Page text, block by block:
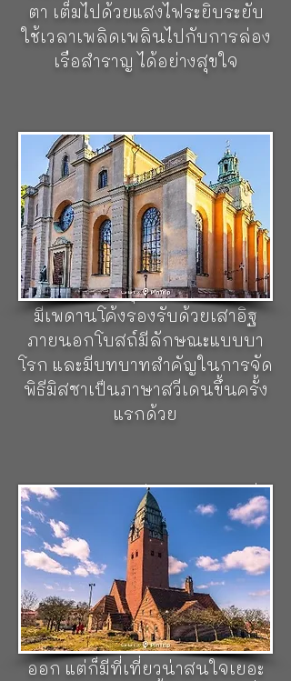
ตา เต็มไปด้วยแสงไฟระยิบระยับ
ใช้เวลาเพลิดเพลินไปกับการล่อง
เรือสำราญ ได้อย่างสุขใจ
วิหารสตอกโฮล์ม (Storkyrkan)
โบสถ์ที่เก่าแก่ที่สุดในสตอกโฮล์ม
ตั้งอยู่ใจกลางกรุงสตอกโฮล์ม
สร้างขึ้นเพื่ออุทิศให้นักบุญนิโคลั
สในปี 1306 ถึงเวลาจะผ่านไป
นาน แต่ก็ยังมีเอกลักษณ์ที่ยังคง
รักษาไว้ตั้งแต่ยุคกลางตอนปลาย
มีเพดานโค้งรองรับด้วยเสาอิฐ
ภายนอกโบสถ์มีลักษณะแบบบา
โรก และมีบทบาทสำคัญในการจัด
พิธีมิสซาเป็นภาษาสวีเดนขึ้นครั้ง
แรกด้วย
มาถึงอีกเมืองหนึ่งของสวีเดน ซึ่ง
เป็นเมืองท่าอันดับต้นๆ ของ
ประเทศ นั่นก็คือเมืองกอเทน
เบิร์ก (Gothenburg)เป็นเมืองที่มี
ประชากรมากเป็นอันดับสองของ
ประเทศ อีกหนึ่งเมืองท่าทางทะเล
ที่นิยมทำประมง รถยนต์ และไม้ส่ง
ออก แต่ก็มีที่เที่ยวน่าสนใจเยอะ